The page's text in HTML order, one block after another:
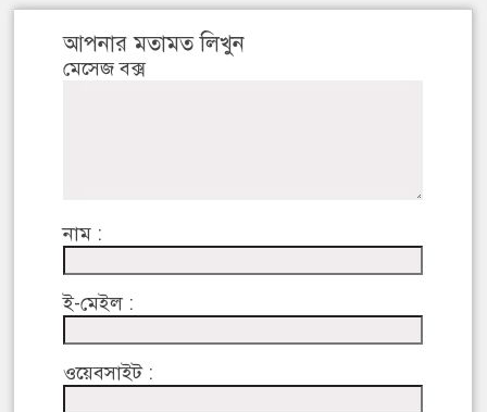
আপনার মতামত লিখুন
মেসেজ বক্স
নাম :
ই-মেইল :
ওয়েবসাইট :